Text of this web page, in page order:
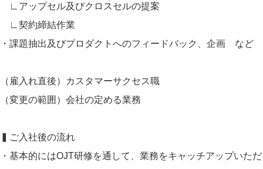
∟アップセル及びクロスセルの提案
∟契約締結作業
・課題抽出及びプロダクトへのフィードバック、企画 など
（雇入れ直後）カスタマーサクセス職
（変更の範囲）会社の定める業務
▍ご入社後の流れ
・基本的にはOJT研修を通して、業務をキャッチアップいただ